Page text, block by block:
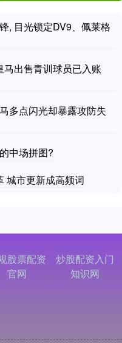
, 目光锁定DV9、佩莱格
出售青训球员已入账
多点闪光却暴露攻防失
中场拼图?
城市更新成高频词
股票配资
官网
炒股配资入门
知识网